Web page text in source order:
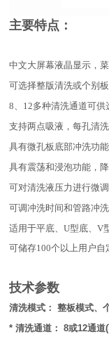
主要特点：
中文大屏幕液晶显示，
可选择整版清洗或个别
8、12多种清洗通道可供
支持两点吸液，每孔清
具有微孔板底部冲洗功
具有震荡和浸泡功能，
可对清洗液压力进行微
可调冲洗时间和管路冲
适用于平底、U型底、V
可储存100个以上用户自
技术参数
清洗模式： 整板模式、
* 清洗通道： 8或12通道